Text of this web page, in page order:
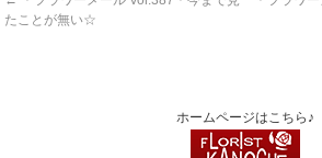
たことが無い☆
ホームページはこちら♪